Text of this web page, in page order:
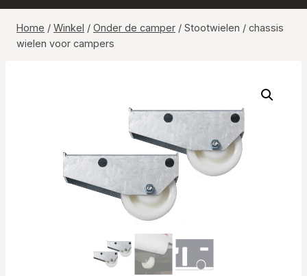
Home / Winkel / Onder de camper / Stootwielen / chassis
wielen voor campers